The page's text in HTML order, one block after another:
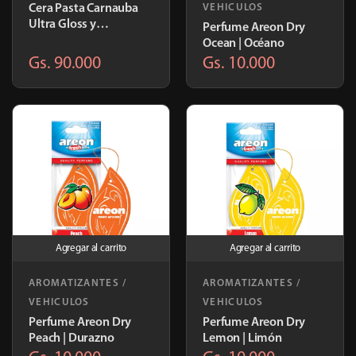
Cera Pasta Carnauba
Ultra Gloss y
29.908
Gs. 90.000
VEHICULOS
Perfume Areon Dry
Ocean | Océano
Gs. 10.000
Agregar al carrito
AROMATIZANTES /
VEHICULOS
Perfume Areon Dry
Peach | Durazno
Agregar al carrito
AROMATIZANTES /
VEHICULOS
Perfume Areon Dry
Lemon | Limón